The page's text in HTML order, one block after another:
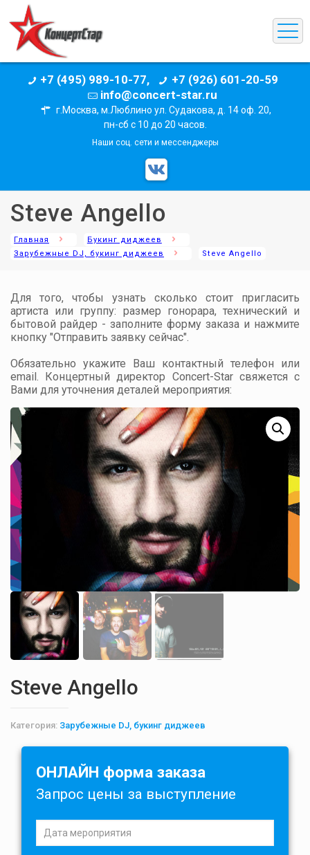
+7 (495) 989-10-77,
+7 (926) 601-20-59
info@concert-star.ru
г.Москва, м.Люблино ул. Судакова, д. 14 оф. 20,
пн-сб с 10 до 20 часов.
Наши соц. сети и мессенджеры
Steve Angello
Главная
Букинг диджеев
Зарубежные DJ, букинг диджеев
Steve Angello
Для того, чтобы узнать сколько стоит пригласить
артиста или группу: размер гонорара, технический и
бытовой райдер - заполните форму заказа и нажмите
кнопку "Отправить заявку сейчас".
Обязательно укажите Ваш контактный телефон или
email. Концертный директор Concert-Star свяжется с
Вами для уточнения деталей мероприятия:
Steve Angello
Категория: Зарубежные DJ, букинг диджеев
ОНЛАЙН форма заказа
Запрос цены за выступление